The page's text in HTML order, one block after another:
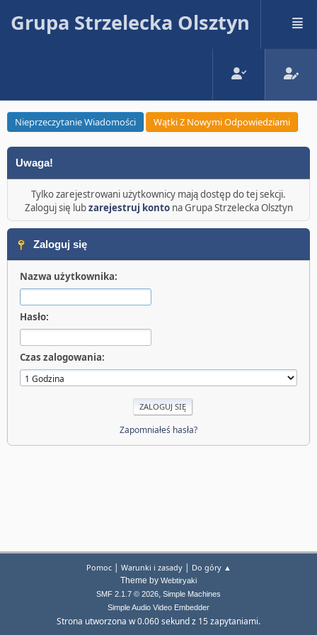
Grupa Strzelecka Olsztyn
Nieprzeczytanie Wiadomości Wątki Z Nowymi Odpowiedziami
Uwaga!
Tylko zarejestrowani użytkownicy mają dostęp do tej sekcji.
Zaloguj się lubzarejestruj kontona Grupa Strzelecka Olsztyn
Zaloguj się
Nazwa użytkownika:
Hasło:
Czas zalogowania:
Zapomniałeś hasła?
Pomoc| Warunki i zasady| Do góry ▲
Theme by Webtiryaki
SMF 2.1.7 © 2026, Simple Machines
Simple Audio Video Embedder
Strona utworzona w 0.060 sekund z 15 zapytaniami.